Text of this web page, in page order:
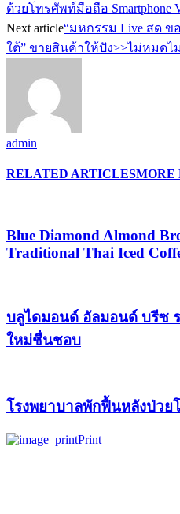
ด้วยโทรศัพท์มือถือ Smartphone
Next article“มหกรรม Live สด ข
ใต้” ขายสินค้าให้ปัง>>ไม่หมดไ
admin
RELATED ARTICLESMORE
Blue Diamond Almond
Traditional Thai Iced
บลูไดมอนด์ อัลมอนด์ บรีซ
ใหม่ชื่นชอบ
โรงพยาบาลพักฟื้นหลังป่วย
Print